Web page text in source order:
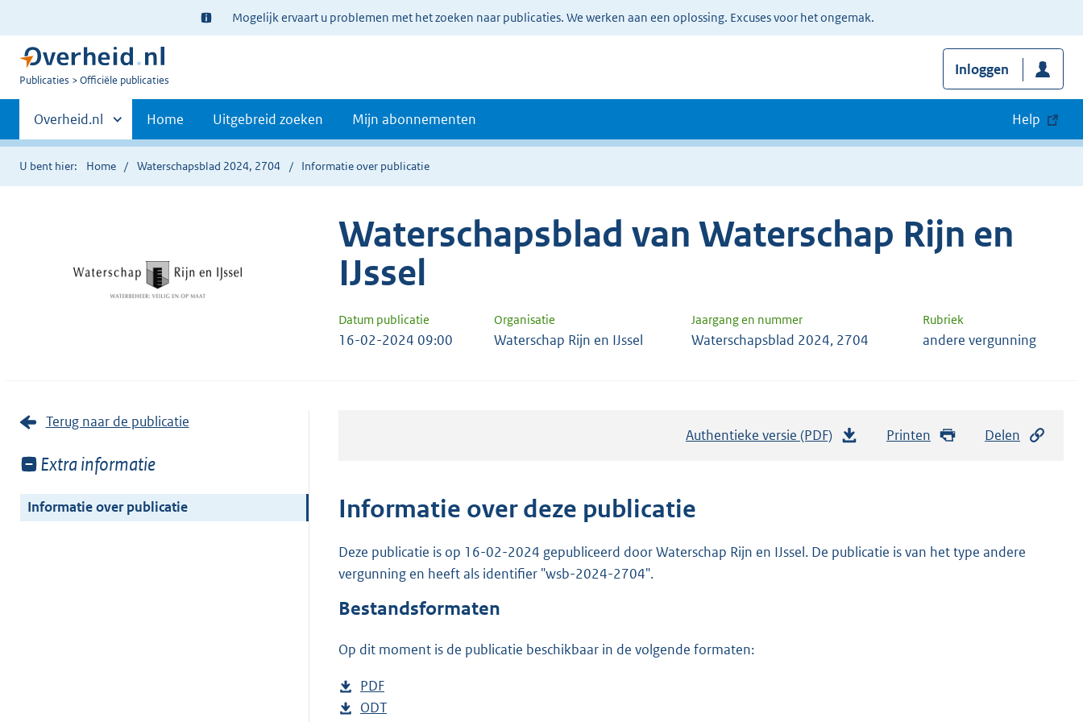
Ter
informatie:
Mogelijk ervaart u problemen met het zoeken naar publicaties. We werken aan een oplossing. Excuses voor het ongemak.
U
Publicaties Officiële publicaties
Inloggen
Primaire
navigatie
Andere
sites
binnen
Overheid.nl Home Uitgebreid zoeken Mijn abonnementen Help
U bent hier: Home Waterschapsblad 2024, 2704 Informatie over publicatie
Waterschapsblad van Waterschap Rijn en
IJssel
Datum publicatie Organisatie Jaargang en nummer Rubriek
16-02-2024 09:00 Waterschap Rijn en IJssel Waterschapsblad 2024, 2704 andere vergunning
Terug naar de publicatie
Toon
van:
Extra informatie
Informatie over publicatie
Authentieke versie (PDF)
d
Printen Delen
Informatie over deze publicatie
Deze publicatie is op 16-02-2024 gepubliceerd door Waterschap Rijn en IJssel. De publicatie is van het type andere
vergunning en heeft als identifier "wsb-2024-2704".
Bestandsformaten
Op dit moment is de publicatie beschikbaar in de volgende formaten:
D
o
PDF
e
D
ODT